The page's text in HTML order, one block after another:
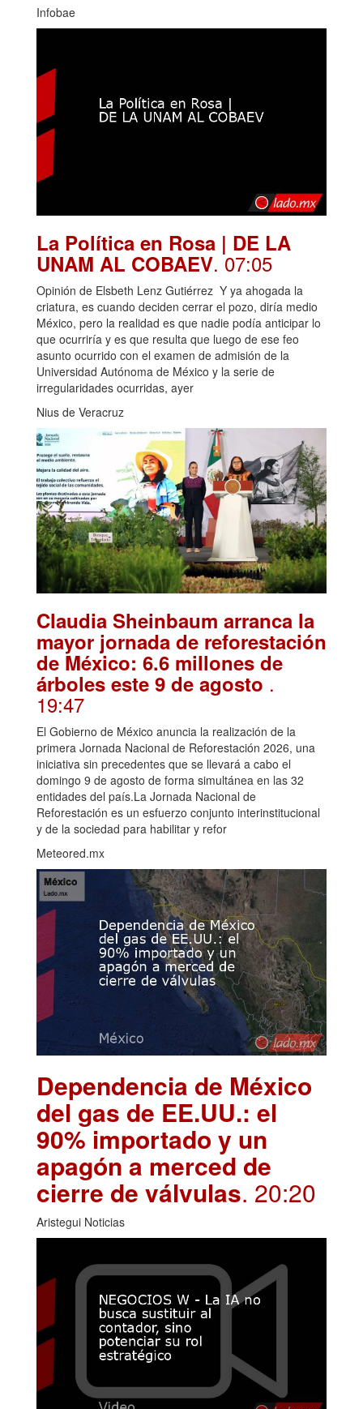
Infobae
La Política en Rosa | DE LA
UNAM AL COBAEV. 07:05
Opinión de Elsbeth Lenz Gutiérrez Y ya ahogada la
criatura, es cuando deciden cerrar el pozo, diría medio
México, pero la realidad es que nadie podía anticipar lo
que ocurriría y es que resulta que luego de ese feo
asunto ocurrido con el examen de admisión de la
Universidad Autónoma de México y la serie de
irregularidades ocurridas, ayer
Nius de Veracruz
Claudia Sheinbaum arranca la
mayor jornada de reforestación
de México: 6.6 millones de
árboles este 9 de agosto .
19:47
El Gobierno de México anuncia la realización de la
primera Jornada Nacional de Reforestación 2026, una
iniciativa sin precedentes que se llevará a cabo el
domingo 9 de agosto de forma simultánea en las 32
entidades del país.La Jornada Nacional de
Reforestación es un esfuerzo conjunto interinstitucional
y de la sociedad para habilitar y refor
Meteored.mx
Dependencia de México
del gas de EE.UU.: el
90% importado y un
apagón a merced de
cierre de válvulas. 20:20
Aristegui Noticias